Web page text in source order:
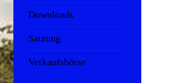
Downloads
Satzung
Verkaufsbörse